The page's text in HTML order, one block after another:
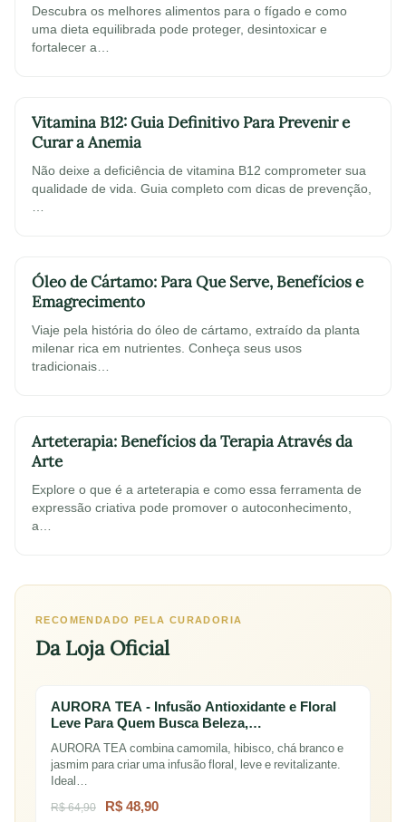
Descubra os melhores alimentos para o fígado e como
uma dieta equilibrada pode proteger, desintoxicar e
fortalecer a…
Vitamina B12: Guia Definitivo Para Prevenir e
Curar a Anemia
Não deixe a deficiência de vitamina B12 comprometer sua
qualidade de vida. Guia completo com dicas de prevenção,
Óleo de Cártamo: Para Que Serve, Benefícios e
Emagrecimento
Viaje pela história do óleo de cártamo, extraído da planta
milenar rica em nutrientes. Conheça seus usos
tradicionais…
Arteterapia: Benefícios da Terapia Através da
Arte
Explore o que é a arteterapia e como essa ferramenta de
expressão criativa pode promover o autoconhecimento,
a…
RECOMENDADO PELA CURADORIA
Da Loja Oficial
AURORA TEA - Infusão Antioxidante e Floral
Leve Para Quem Busca Beleza,…
AURORA TEA combina camomila, hibisco, chá branco e
jasmim para criar uma infusão floral, leve e revitalizante.
Ideal…
R$ 64,90
R$ 48,90